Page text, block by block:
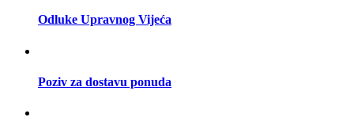
Odluke Upravnog Vijeća
Poziv za dostavu ponuda